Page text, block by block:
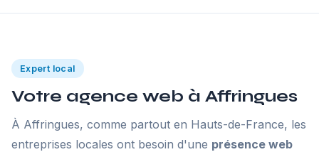
Expert local
Votre agence web à Affringues
À Affringues, comme partout en Hauts-de-France, les
entreprises locales ont besoin d'une présence web